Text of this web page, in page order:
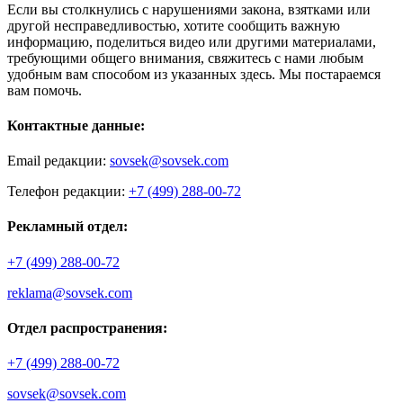
Если вы столкнулись с нарушениями закона, взятками или
другой несправедливостью, хотите сообщить важную
информацию, поделиться видео или другими материалами,
требующими общего внимания, свяжитесь с нами любым
удобным вам способом из указанных здесь. Мы постараемся
вам помочь.
Контактные данные:
Email редакции: sovsek@sovsek.com
Телефон редакции: +7 (499) 288-00-72
Рекламный отдел:
+7 (499) 288-00-72
reklama@sovsek.com
Отдел распространения:
+7 (499) 288-00-72
sovsek@sovsek.com